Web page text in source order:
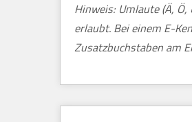
Hinweis: Umlaute (Ä,
erlaubt. Bei einem E-
Zusatzbuchstaben am